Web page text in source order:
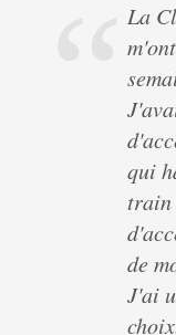
La
qui
train
de
J'ai